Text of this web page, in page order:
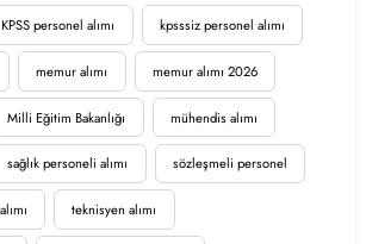
KPSS personel alımı kpsssiz personel alımı
memur alımı memur alımı 2026
Milli Eğitim Bakanlığı mühendis alımı
sağlık personeli alımı sözleşmeli personel
teknisyen alımı